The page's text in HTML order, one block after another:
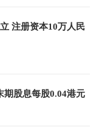
注册资本10万人民
期股息每股0.04港元